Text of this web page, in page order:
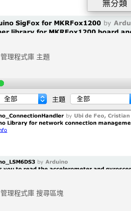
管理程式庫 主題
管理程式庫 搜尋區塊